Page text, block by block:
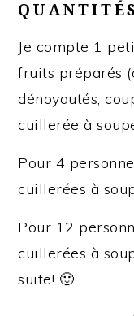
Je compte 1
fruits préparés
dénoyautés,
cuillerée à
Pour 4
cuillerées à
Pour 12
cuillerées à
suite! 🙂